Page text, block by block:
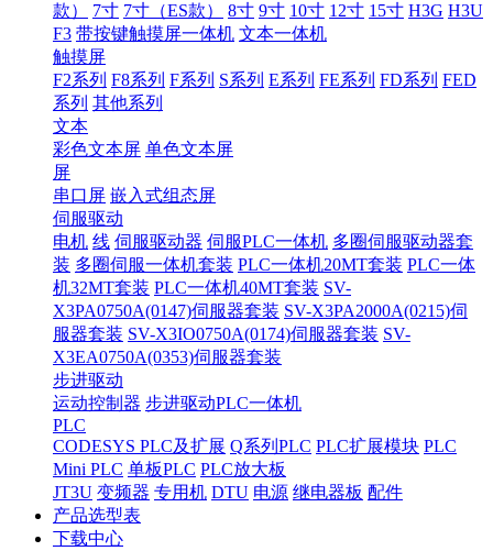
款）
7寸 7寸（ES款） 8寸 9寸 10寸 12寸 15寸 H3G H3U
F3 带按键触摸屏一体机 文本一体机
触摸屏
F2系列 F8系列 F系列 S系列 E系列 FE系列 FD系列 FED
系列 其他系列
文本
彩色文本屏 单色文本屏
屏
串口屏 嵌入式组态屏
伺服驱动
电机 线 伺服驱动器 伺服PLC一体机 多圈伺服驱动器套
装 多圈伺服一体机套装 PLC一体机20MT套装 PLC一体
机32MT套装 PLC一体机40MT套装 SV-
X3PA0750A(0147)伺服器套装 SV-X3PA2000A(0215)伺
服器套装 SV-X3IO0750A(0174)伺服器套装 SV-
X3EA0750A(0353)伺服器套装
步进驱动
运动控制器 步进驱动PLC一体机
PLC
CODESYS PLC及扩展 Q系列PLC PLC扩展模块 PLC
Mini PLC 单板PLC PLC放大板
JT3U 变频器 专用机 DTU 电源 继电器板 配件
产品选型表
下载中心